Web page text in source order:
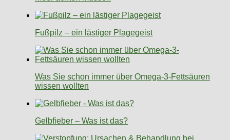
Fußpilz – ein lästiger Plagegeist
Was Sie schon immer über Omega-3-Fettsäuren
wissen wollten
Gelbfieber – Was ist das?